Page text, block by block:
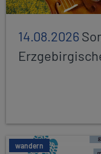
14.08.2026
wandern